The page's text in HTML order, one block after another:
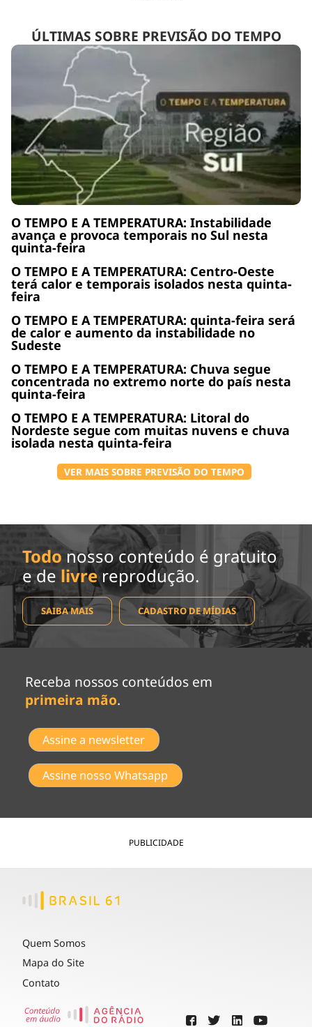
ÚLTIMAS SOBRE PREVISÃO DO TEMPO
O TEMPO E A TEMPERATURA: Instabilidade
avança e provoca temporais no Sul nesta
quinta-feira
O TEMPO E A TEMPERATURA: Centro-Oeste
terá calor e temporais isolados nesta quinta-
feira
O TEMPO E A TEMPERATURA: quinta-feira será
de calor e aumento da instabilidade no
Sudeste
O TEMPO E A TEMPERATURA: Chuva segue
concentrada no extremo norte do país nesta
quinta-feira
O TEMPO E A TEMPERATURA: Litoral do
Nordeste segue com muitas nuvens e chuva
isolada nesta quinta-feira
VER MAIS SOBRE PREVISÃO DO TEMPO
Todo nosso conteúdo é gratuito
e de livrereprodução.
SAIBA MAIS CADASTRO DE MÍDIAS
Receba nossos conteúdos em
primeira mão.
Assine a newsletter
Assine nosso Whatsapp
PUBLICIDADE
Quem Somos
Mapa do Site
Contato